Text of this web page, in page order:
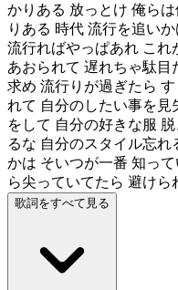
かりある 放っとけ 俺ら
りある 時代 流行を追い
流行ればやっぱあれ これ
あおられて 遅れちゃ駄
求め 流行りが過ぎたら
れて 自分のしたい事を見
をして 自分の好きな服
るな 自分のスタイル忘
かは そいつが一番 知っ
ら尖っていてたら 避け
歌詞をすべて見る